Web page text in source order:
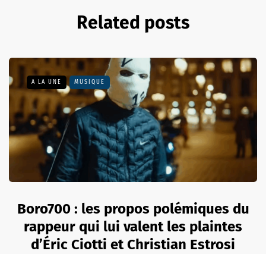
Related posts
A LA UNE MUSIQUE
Boro700 : les propos polémiques du
rappeur qui lui valent les plaintes
d’Éric Ciotti et Christian Estrosi